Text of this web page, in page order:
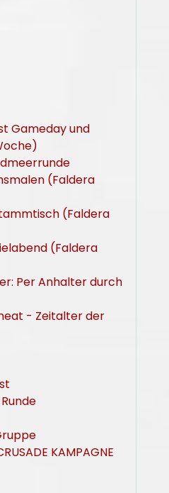
Gameday und
(Faldera
(Faldera
(Faldera
Per Anhalter durch
- Zeitalter der
KAMPAGNE